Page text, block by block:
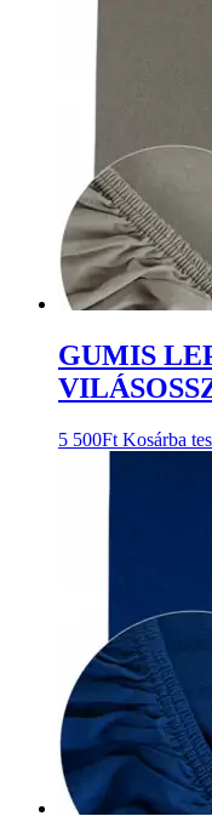
GUMIS
5 500Ft Kosárba